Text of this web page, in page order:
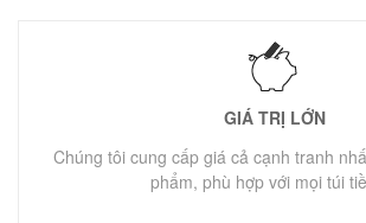
GIÁ TRỊ LỚN
Chúng tôi cung cấp giá cả cạnh tranh
phẩm, phù hợp với mọi túi